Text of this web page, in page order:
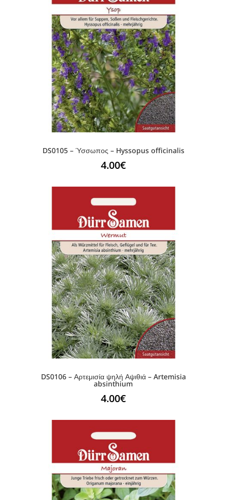
DS0105 – Ύσσωπος – Hyssopus officinalis
4.00€
DS0106 – Αρτεμισία ψηλή Αψιθιά – Artemisia
absinthium
4.00€